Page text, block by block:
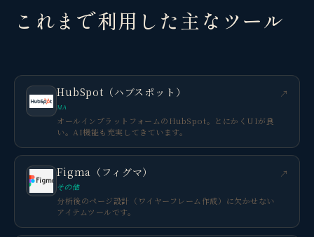
これまで利用した主なツール
HubSpot（ハブスポット）
MA
オールインプラットフォームのHubSpot。とにかくUIが良
い。AI機能も充実してきています。
↗
Figma（フィグマ）
その他
分析後のページ設計（ワイヤーフレーム作成）に欠かせない
アイテムツールです。
↗